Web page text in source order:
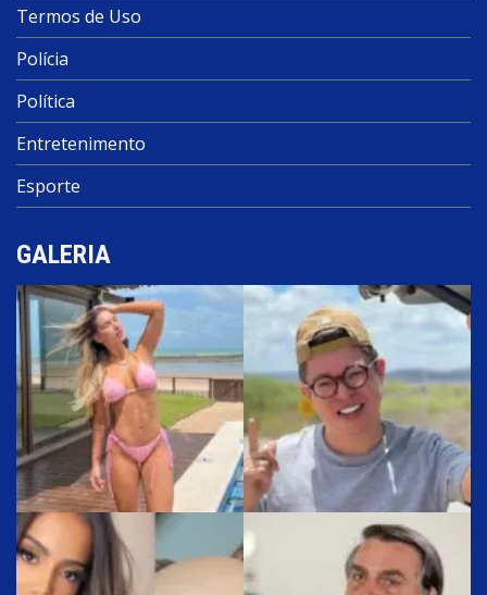
Termos de Uso
Polícia
Política
Entretenimento
Esporte
GALERIA